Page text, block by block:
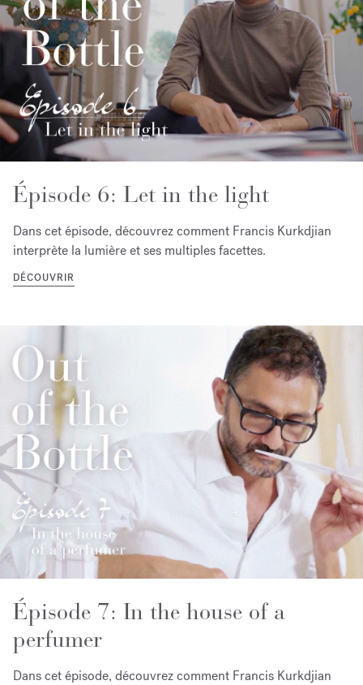
Épisode 6: Let in the light
Dans cet épisode, découvrez comment Francis Kurkdjian
interprète la lumière et ses multiples facettes.
DÉCOUVRIR
Épisode 7: In the house of a
perfumer
Dans cet épisode, découvrez comment Francis Kurkdjian